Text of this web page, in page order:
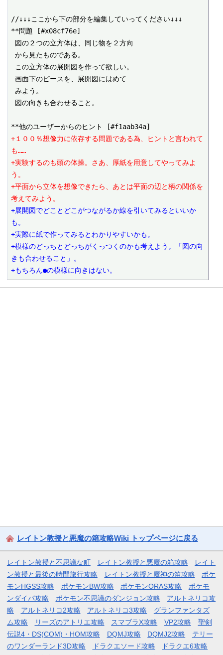
//↓↓↓ここから下の部分を編集していってください↓↓↓
**問題 [#x08cf76e]
から見たものである。
画面下のピースを、展開図にはめて
みよう。
+１００％想像力に依存する問題である為、ヒントと言われて
も……
+実験するのも頭の体操。さあ、厚紙を用意してやってみよ
う。
+平面から立体を想像できたら、あとは平面の辺と柄の関係を
考えてみよう。
+展開図でどことどこがつながるか線を引いてみるといいか
も。
+実際に紙で作ってみるとわかりやすいかも。
+模様のどっちとどっちがくっつくのかも考えよう。「図の向
きも合わせること」。
+もちろん●の模様に向きはない。
レイトン教授と悪魔の箱攻略Wiki トップページに戻る
レイトン教授と不思議な町 レイトン教授と悪魔の箱攻略
レイト
ン教授と最後の時間旅行攻略
レイトン教授と魔神の笛攻略
ポケ
モンHGSS攻略
ポケモンBW攻略 ポケモンORAS攻略
ポケモ
ンダイパ攻略
ポケモン不思議のダンジョン攻略
アルトネリコ攻
略
アルトネリコ2攻略 アルトネリコ3攻略
グランファンタズ
ム攻略
リーズのアトリエ攻略 スマブラX攻略 VP2攻略
聖剣
伝説4・DS(COM)・HOM攻略
DQMJ攻略 DQMJ2攻略
テリー
のワンダーランド3D攻略
ドラクエソード攻略
ドラクエ6攻略